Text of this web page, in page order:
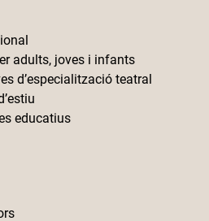
adults, joves i infants
d’especialització teatral
educatius